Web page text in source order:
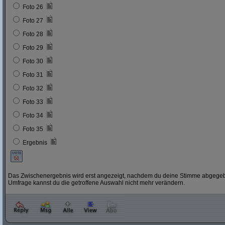
Foto 26
Foto 27
Foto 28
Foto 29
Foto 30
Foto 31
Foto 32
Foto 33
Foto 34
Foto 35
Ergebnis
Das Zwischenergebnis wird erst angezeigt, nachdem du deine Stimme
Umfrage kannst du die getroffene Auswahl nicht mehr verändern.